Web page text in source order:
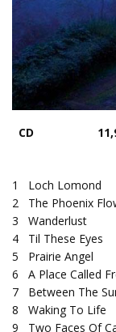
CD
1
Loch Lomond
2
The Phoenix
3
Wanderlust
4
Til These Eyes
5
Prairie Angel
6
A Place Called
7
Between The
8
Waking To Life
9
Two Faces Of